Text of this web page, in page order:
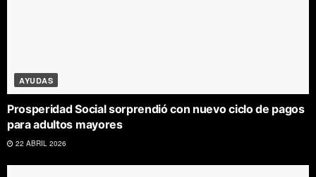
AYUDAS
Prosperidad Social sorprendió con nuevo ciclo de pagos
para adultos mayores
22 ABRIL 2026